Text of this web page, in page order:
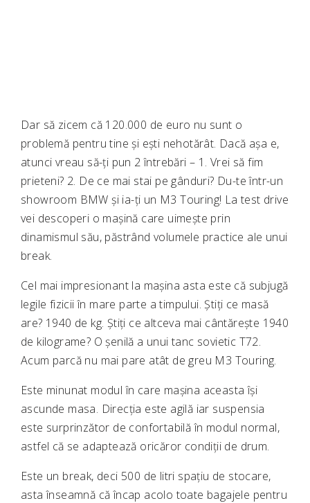
Dar să zicem că 120.000 de euro nu sunt o
problemă pentru tine și ești nehotărât. Dacă așa e,
atunci vreau să-ți pun 2 întrebări – 1. Vrei să fim
prieteni? 2. De ce mai stai pe gânduri? Du-te într-un
showroom BMW și ia-ți un M3 Touring! La test drive
vei descoperi o mașină care uimește prin
dinamismul său, păstrând volumele practice ale unui
break.
Cel mai impresionant la mașina asta este că subjugă
legile fizicii în mare parte a timpului. Știți ce masă
are? 1940 de kg. Știți ce altceva mai cântărește 1940
de kilograme? O șenilă a unui tanc sovietic T72.
Acum parcă nu mai pare atât de greu M3 Touring.
Este minunat modul în care mașina aceasta își
ascunde masa. Direcția este agilă iar suspensia
este surprinzător de confortabilă în modul normal,
astfel că se adaptează oricăror condiții de drum.
Este un break, deci 500 de litri spațiu de stocare,
asta înseamnă că încap acolo toate bagajele pentru